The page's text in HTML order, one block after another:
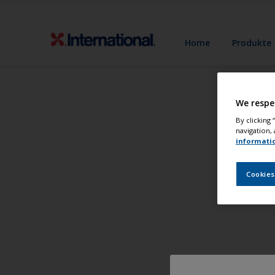
Home Produkte
We
By clicking
navigation,